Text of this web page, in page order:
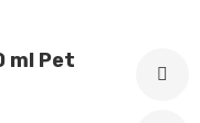
ml Pet